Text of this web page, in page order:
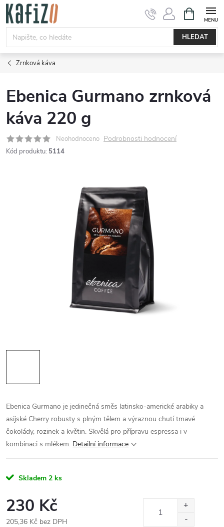
Přejít
obsah
HLEDAT
NÁKUPNÍ
KOŠÍK
Zrnková káva
Ebenica Gurmano zrnková
káva 220 g
Neohodnoceno Podrobnosti hodnocení
Kód produktu: 5114
Ebenica Gurmano je jedinečná směs latinsko-americké arabiky a
asijské Cherry robusty s plným tělem a výraznou chutí tmavé
čokolády, rozinek a květin. Skvělá pro přípravu espressa i v
kombinaci s mlékem. Detailní informace
Skladem 2 ks
230 Kč
205,36 Kč bez DPH